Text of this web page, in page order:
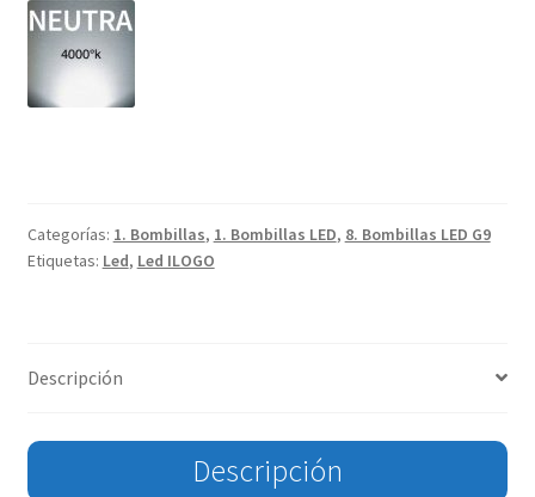
Categorías: 1. Bombillas, 1. Bombillas LED, 8. Bombillas LED G9
Etiquetas: Led, Led ILOGO
Descripción
Descripción